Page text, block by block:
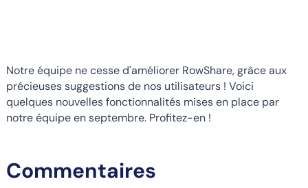
Notre équipe ne cesse d'améliorer RowShare, grâce aux
précieuses suggestions de nos utilisateurs ! Voici
quelques nouvelles fonctionnalités mises en place par
notre équipe en septembre. Profitez-en !
Commentaires